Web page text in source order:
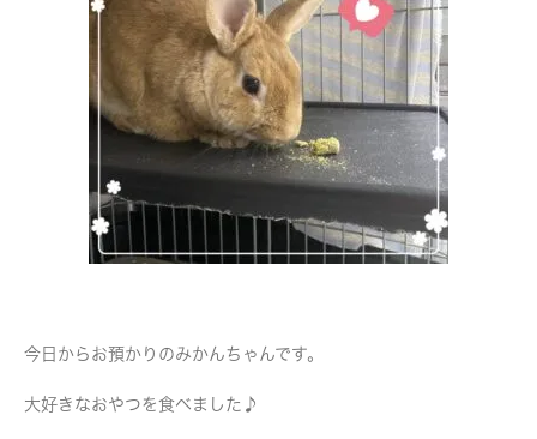
今日からお預かりのみかんちゃんです。
大好きなおやつを食べました♪